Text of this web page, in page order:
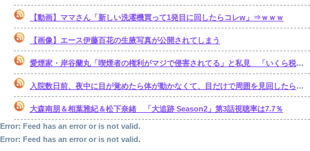
【動画】ママさん「新しい洗濯機買って1発目に回したらコレw」⇒ｗｗｗ
【画像】エース伊藤百花の生腋写真が公開されてしまう
愛煙家・岸谷蘭丸「喫煙者の権利がマジで侵害されてる」と私見 「いくら税金…
入院数日前、夜中に目が覚めたら体が動かなくて、目だけで周囲を見回したら、腹部の 辺りをじっと見る「青く光る骨格標本」が居た【再】
大森南朋＆相葉雅紀＆松下奈緒 「大追跡 Season2」第3話視聴率は7.7％
Error: Feed has an error or is not valid.
Error: Feed has an error or is not valid.